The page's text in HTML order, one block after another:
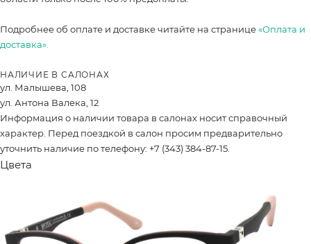
Подробнее об оплате и доставке читайте на странице«Оплата и
доставка».
НАЛИЧИЕ В САЛОНАХ
ул. Малышева, 108
ул. Антона Валека, 12
Информация о наличии товара в салонах носит справочный
характер. Перед поездкой в салон просим предварительно
уточнить наличие по телефону: +7 (343) 384-87-15.
Цвета